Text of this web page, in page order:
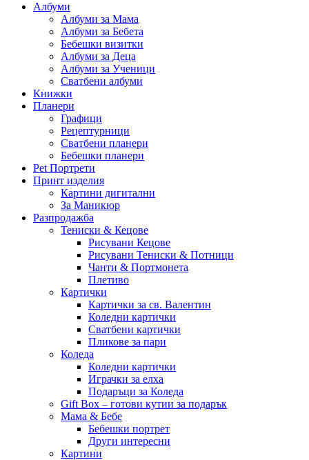
Албуми
Албуми за Мама
Албуми за Бебета
Бебешки визитки
Албуми за Деца
Албуми за Ученици
Сватбени албуми
Книжки
Планери
Графици
Рецептурници
Сватбени планери
Бебешки планери
Pet Портрети
Принт изделия
Картини дигитални
За Маникюр
Разпродажба
Тениски & Кецове
Рисувани Кецове
Рисувани Тениски & Потници
Чанти & Портмонета
Плетиво
Картички
Картички за св. Валентин
Коледни картички
Сватбени картички
Пликове за пари
Коледа
Коледни картички
Играчки за елха
Подаръци за Коледа
Gift Box – готови кутии за подарък
Мама & Бебе
Бебешки портрет
Други интересни
Картини